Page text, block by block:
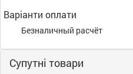
Варіанти оплати
Безналичный расчёт
Супутні товари